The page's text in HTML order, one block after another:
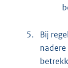
5.
Bij